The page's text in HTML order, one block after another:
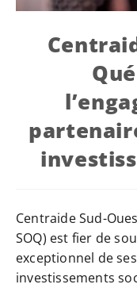
Centraide Sud-
SOQ) est fier de
exceptionnel de
investissements